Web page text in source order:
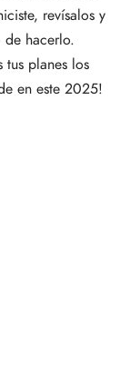
revísalos y
de hacerlo.
tus planes los
en este 2025!